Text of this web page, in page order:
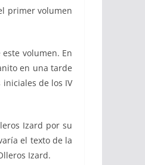
primer volumen
volumen. En
en una tarde
de los IV
Izard por su
el texto de la
Izard.